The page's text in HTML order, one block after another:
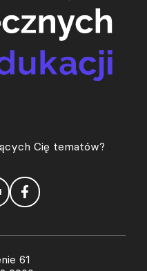
Cię tematów?
61